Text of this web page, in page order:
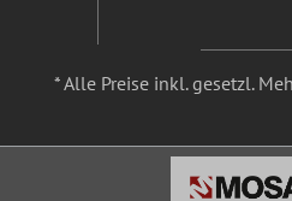
* Alle Preise inkl. gesetzl.